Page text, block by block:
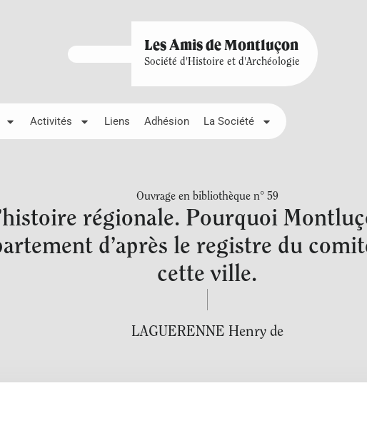
Les Amis de Montluçon
Société d'Histoire et d'Archéologie
Activités Liens Adhésion La Société
Ouvrage en bibliothèque n° 59
régionale. Pourquoi
d’après le registre du
cette ville.
LAGUERENNE Henry de